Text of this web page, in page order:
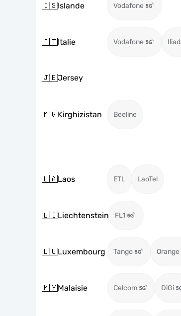
🇮🇸Islande Vodafone
🇮🇹Italie Vodafone Iliad
🇯🇪Jersey
🇰🇬Kirghizistan Beeline
🇱🇦Laos ETL LaoTel
🇱🇮Liechtenstein FL1
🇱🇺Luxembourg Tango Orange
🇲🇾Malaisie Celcom DiGi